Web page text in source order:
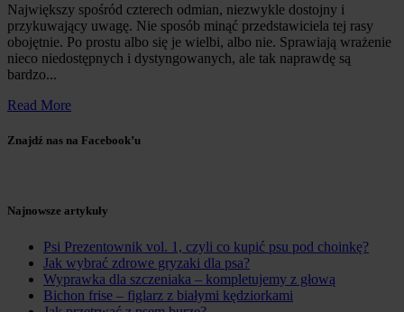
Największy spośród czterech odmian, niezwykle dostojny i
przykuwający uwagę. Nie sposób minąć przedstawiciela tej rasy
obojętnie. Po prostu albo się je wielbi, albo nie. Sprawiają wrażenie
nieco niedostępnych i dystyngowanych, ale tak naprawdę są
bardzo...
Read More
Znajdź nas na Facebook’u
Najnowsze artykuły
Psi Prezentownik vol. 1, czyli co kupić psu pod choinkę?
Jak wybrać zdrowe gryzaki dla psa?
Wyprawka dla szczeniaka – kompletujemy z głową
Bichon frise – figlarz z białymi kędziorkami